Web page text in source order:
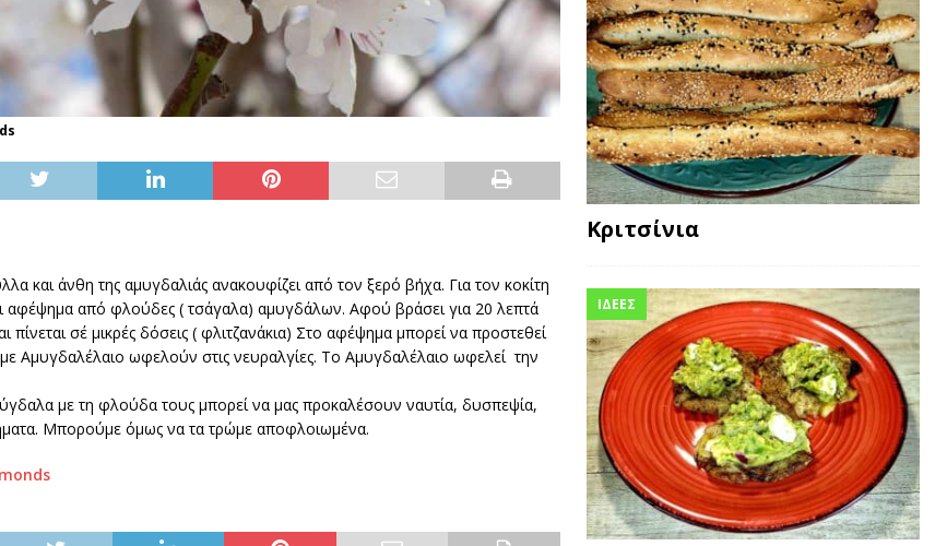
και άνθη της αμυγδαλιάς ανακουφίζει από τον ξερό βήχα. Για τον κοκίτη
αφέψημα από φλούδες ( τσάγαλα) αμυγδάλων. Αφού βράσει για 20 λεπτά
πίνεται σέ μικρές δόσεις ( φλιτζανάκια) Στο αφέψημα μπορεί να προστεθεί
με Αμυγδαλέλαιο ωφελούν στις νευραλγίες. Το Αμυγδαλέλαιο ωφελεί την
με τη φλούδα τους μπορεί να μας προκαλέσουν ναυτία, δυσπεψία,
Μπορούμε όμως να τα τρώμε αποφλοιωμένα.
Κριτσίνια
ΙΔΕΕΣ